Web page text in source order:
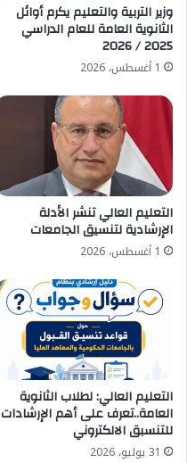
وزير التربية والتعليم يكرم أوائل
الثانوية العامة للعام الدراسي
2025 / 2026
1 أغسطس، 2026
التعليم العالي تنشر الأدلة
الإرشادية لتنسيق الجامعات
1 أغسطس، 2026
التعليم العالي: لطلاب الثانوية
العامة..تعرف على أهم الإرشادات
للتنسبق الالكتروني
31 يوليو، 2026